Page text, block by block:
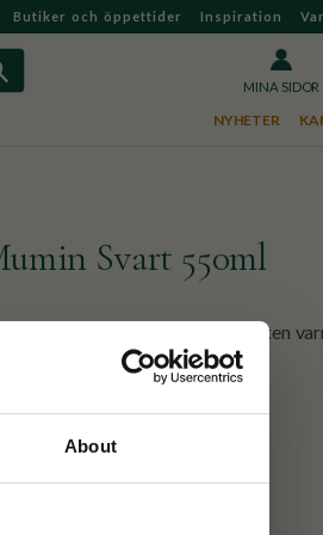
About
Butiker och öppettider Inspiration
MINA SIDOR
NYHETER
Svart 550ml
på en arg Mumin. Håller drycken